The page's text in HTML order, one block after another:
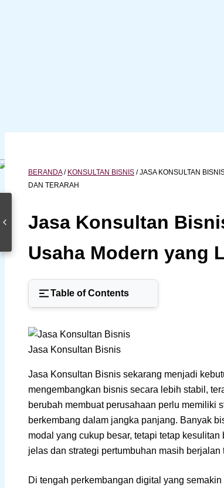
BERANDA/ KONSULTAN BISNIS /JASA KONSULTAN
DAN TERARAH
Jasa Konsultan
Usaha Modern yang
Table of Contents
Jasa Konsultan Bisnis
Jasa Konsultan Bisnis sekarang menjadi
mengembangkan bisnis secara lebih stabil,
berubah membuat perusahaan perlu memiliki
berkembang dalam jangka panjang. Banyak
modal yang cukup besar, tetapi tetap
jelas dan strategi pertumbuhan masih
Di tengah perkembangan digital yang